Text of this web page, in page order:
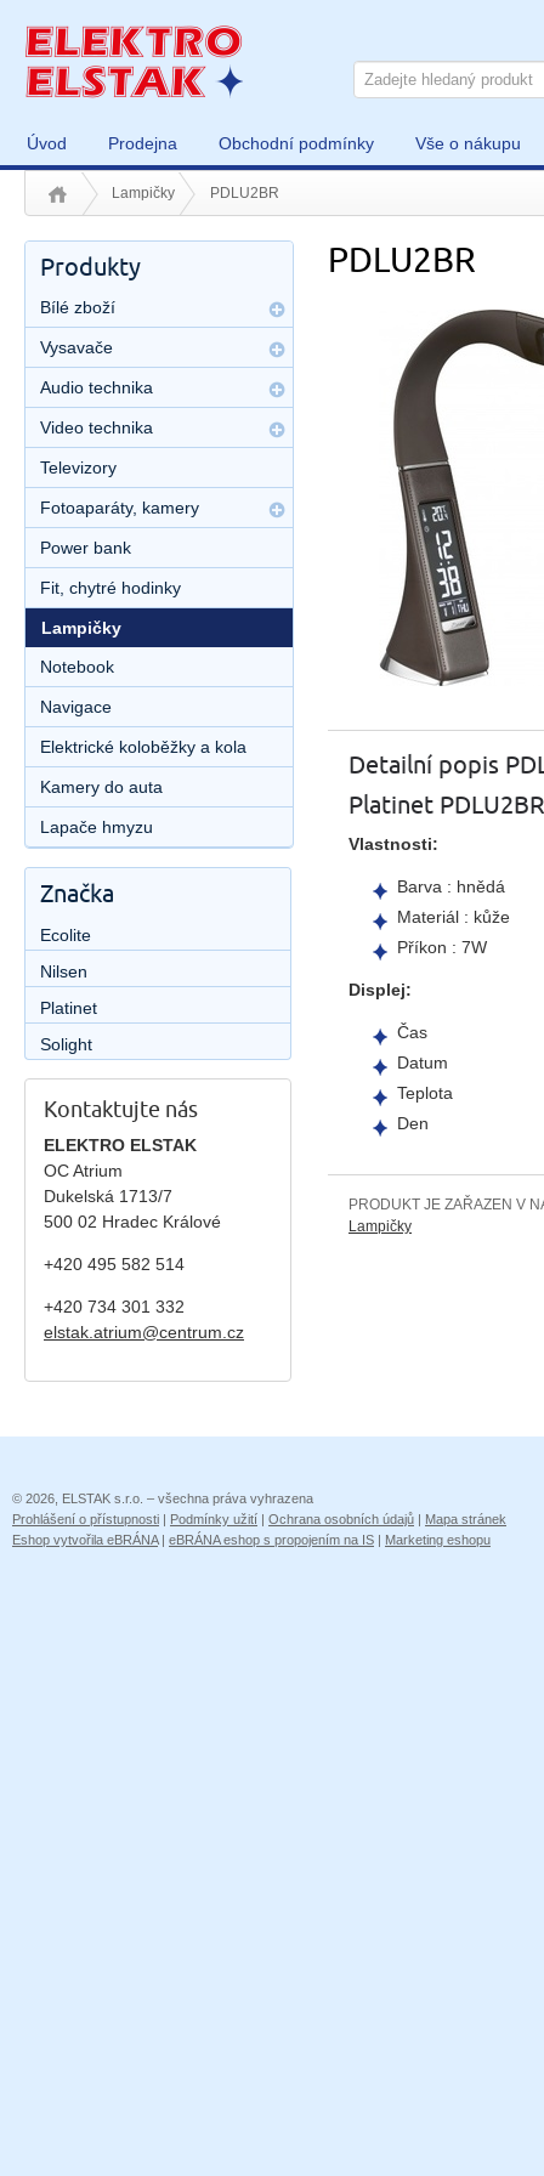
Úvod Prodejna Obchodní podmínky Vše o nákupu
Lampičky PDLU2BR
PDLU2BR
Detailní popis
Platinet PDLU2BR
Vlastnosti:
Barva : hnědá
Materiál : kůže
Příkon : 7W
Displej:
Čas
Datum
Teplota
Den
PRODUKT JE ZAŘAZEN V
Lampičky
Produkty
Bílé zboží
Vysavače
Audio technika
Video technika
Televizory
Fotoaparáty, kamery
Power bank
Fit, chytré hodinky
Lampičky
Notebook
Navigace
Elektrické koloběžky a kola
Kamery do auta
Lapače hmyzu
Značka
Ecolite
Nilsen
Platinet
Solight
Kontaktujte nás
ELEKTRO ELSTAK
OC Atrium
Dukelská 1713/7
500 02 Hradec Králové
+420 495 582 514
+420 734 301 332
elstak.atrium@centrum.cz
© 2026, ELSTAK s.r.o. – všechna práva vyhrazena
Prohlášení o přístupnosti | Podmínky užití | Ochrana osobních údajů | Mapa stránek
Eshop vytvořila eBRÁNA| eBRÁNA eshop s propojením na IS | Marketing eshopu